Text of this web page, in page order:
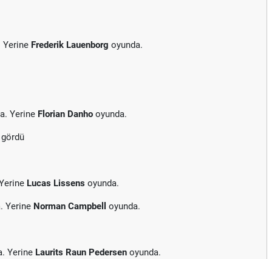
Yerine Frederik Lauenborg oyunda.
Yerine Florian Danho oyunda.
Lucas Lissens oyunda.
Yerine Norman Campbell oyunda.
Yerine Laurits Raun Pedersen oyunda.